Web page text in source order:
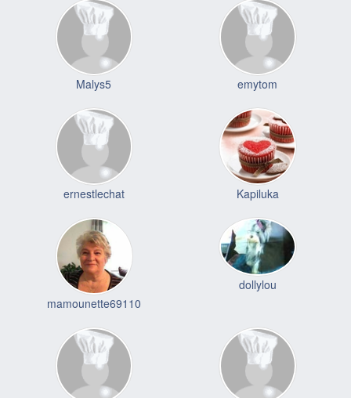
Malys5 emytom
ernestlechat Kapiluka
mamounette69110
dollylou